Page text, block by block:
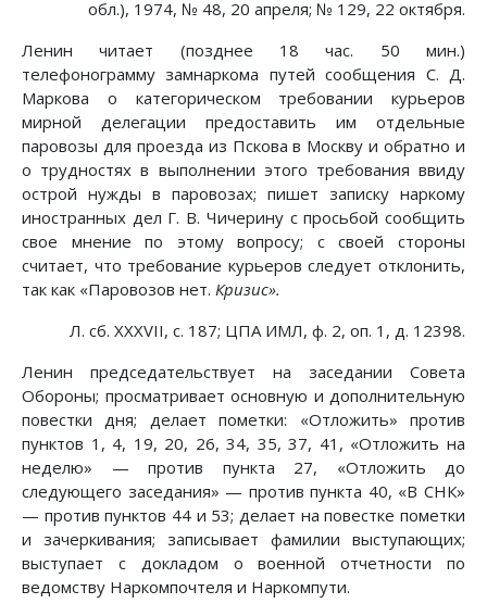
обл.), 1974, № 48, 20 апреля; № 129, 22 октября.
Ленин читает (позднее 18 час. 50 мин.)
телефонограмму замнаркома путей сообщения С. Д.
Маркова о категорическом требовании курьеров
мирной делегации предоставить им отдельные
паровозы для проезда из Пскова в Москву и обратно и
о трудностях в выполнении этого требования ввиду
острой нужды в паровозах; пишет записку наркому
иностранных дел Г. В. Чичерину с просьбой сообщить
свое мнение по этому вопросу; с своей стороны
считает, что требование курьеров следует отклонить,
так как «Паровозов нет. Кризис».
Л. сб. XXXVII, с. 187; ЦПА ИМЛ, ф. 2, оп. 1, д. 12398.
Ленин председательствует на заседании Совета
Обороны; просматривает основную и дополнительную
повестки дня; делает пометки: «Отложить» против
пунктов 1, 4, 19, 20, 26, 34, 35, 37, 41, «Отложить на
неделю» — против пункта 27, «Отложить до
следующего заседания» — против пункта 40, «В СНК»
— против пунктов 44 и 53; делает на повестке пометки
и зачеркивания; записывает фамилии выступающих;
выступает с докладом о военной отчетности по
ведомству Наркомпочтеля и Наркомпути.